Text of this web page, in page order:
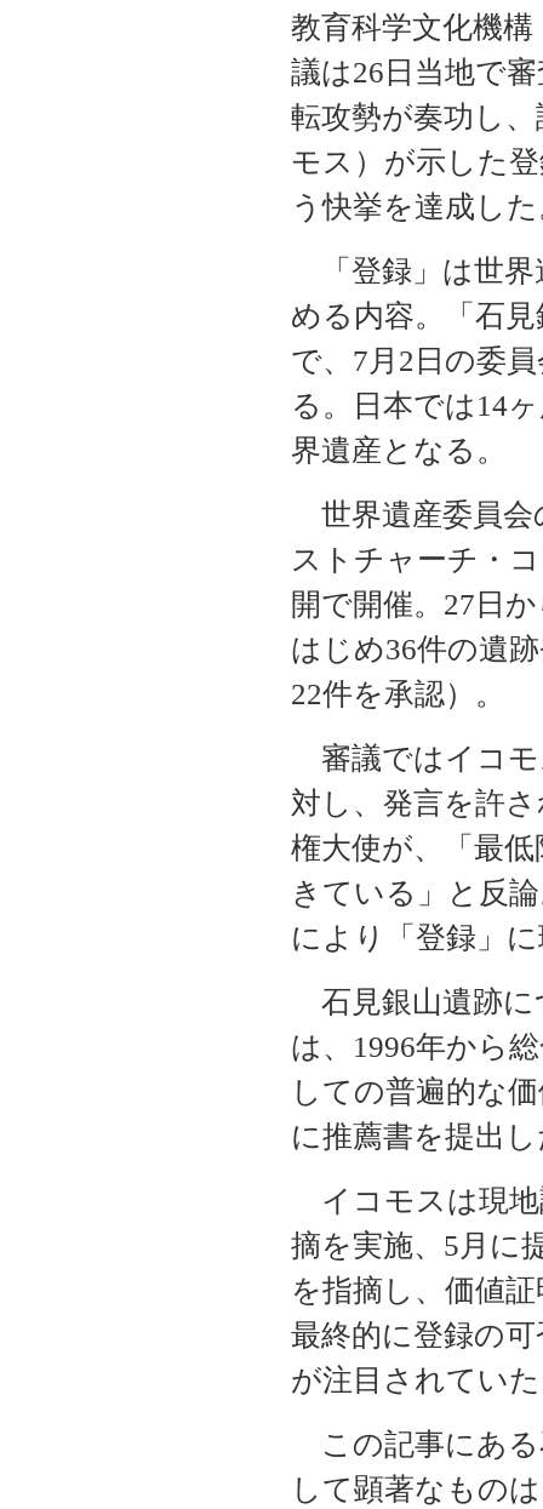
教育科学文化機
議は26日当地で
転攻勢が奏功し
モス）が示した
う快挙を達成し
「登録」は世界
める内容。「石
で、7月2日の委
る。日本では14
界遺産となる。
世界遺産委員会
ストチャーチ・
開で開催。27日
はじめ36件の遺
22件を承認）。
審議ではイコモ
対し、発言を許
権大使が、「最
きている」と反
により「登録」
石見銀山遺跡に
は、1996年から
しての普遍的な
に推薦書を提出
イコモスは現地
摘を実施、5月に
を指摘し、価値
最終的に登録の
が注目されてい
この記事にある
して顕著なもの